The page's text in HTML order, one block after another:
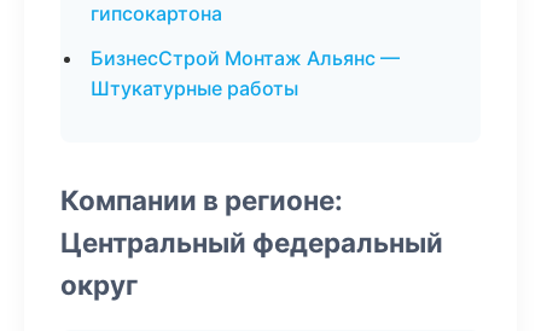
гипсокартона
БизнесСтрой Монтаж Альянс —
Штукатурные работы
Компании в регионе:
Центральный федеральный
округ